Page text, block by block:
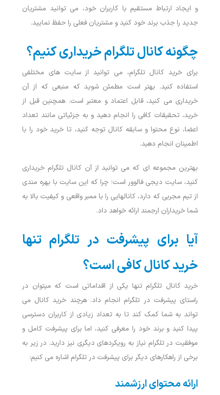
و ایجاد ارتباط مستقیم با کاربران خود، می ‌توانید مشتریان
جدید را جذب برند خود کنید و مشتریان فعلی را حفظ نمایید.
چگونه کانال تلگرام خریداری کنیم؟
برای خرید کانال تلگرام، می ‌توانید از سایت های مختلفی
استفاده کنید. بهتر است مطمئن شوید که منبعی که از آن
خریداری می ‌کنید، قابل اعتماد و معتبر است. همچنین قبل از
خرید، تحقیقات کافی را انجام دهید و به جزئیاتی مانند تعداد
اعضا، نوع محتوا و سابقه کانال توجه کنید، تا خرید خود را با
اطمینان انجام دهید.
بهترین مجموعه ای که می توانید از آن کانال تلگرام خریداری
کنید، سایت دیجی فالوور است؛ چرا که این سایت با بهره مندی
از تیم مجربی که دارد، کانالهایی را با ممبر واقعی و کیفیت بالا به
شما خریداران ارجمند ارائه خواهد داد.
آیا برای پیشرفت در تلگرام تنها
خرید کانال کافی است؟
خرید کانال تلگرام تنها یکی از اقداماتی است که میتوان در
راستای پیشرفت در تلگرام انجام داد. هرچند خرید کانال می
‌تواند به شما کمک کند تا به تعداد زیادی از کاربران دسترسی
پیدا کنید و برند خود را معرفی کنید، اما برای پیشرفت کامل و
موفقیت در تلگرام نیاز به رویکردهای دیگری نیز دارید. در زیر به
برخی از راهکارهای دیگر برای پیشرفت در تلگرام اشاره می کنیم:
ارائه محتوای ارزشمند